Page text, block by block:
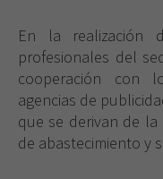
En la realización
profesionales del
cooperación con
agencias de
que se derivan de la
de abastecimiento y